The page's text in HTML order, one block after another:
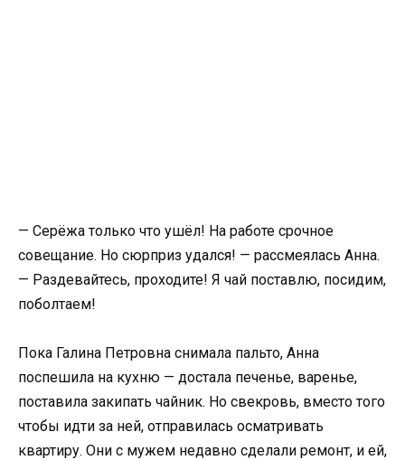
— Серёжа только что ушёл! На работе срочное
совещание. Но сюрприз удался! — рассмеялась Анна.
— Раздевайтесь, проходите! Я чай поставлю, посидим,
поболтаем!
Пока Галина Петровна снимала пальто, Анна
поспешила на кухню — достала печенье, варенье,
поставила закипать чайник. Но свекровь, вместо того
чтобы идти за ней, отправилась осматривать
квартиру. Они с мужем недавно сделали ремонт, и ей,